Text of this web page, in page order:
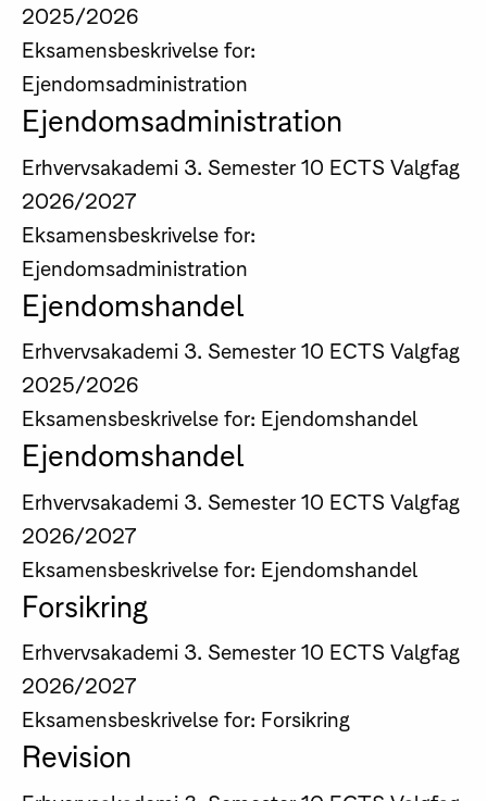
2025/2026
Eksamensbeskrivelse for:
Ejendomsadministration
Ejendomsadministration
Erhvervsakademi 3. Semester 10 ECTS Valgfag
2026/2027
Eksamensbeskrivelse for:
Ejendomsadministration
Ejendomshandel
Erhvervsakademi 3. Semester 10 ECTS Valgfag
2025/2026
Eksamensbeskrivelse for: Ejendomshandel
Ejendomshandel
Erhvervsakademi 3. Semester 10 ECTS Valgfag
2026/2027
Eksamensbeskrivelse for: Ejendomshandel
Forsikring
Erhvervsakademi 3. Semester 10 ECTS Valgfag
2026/2027
Eksamensbeskrivelse for: Forsikring
Revision